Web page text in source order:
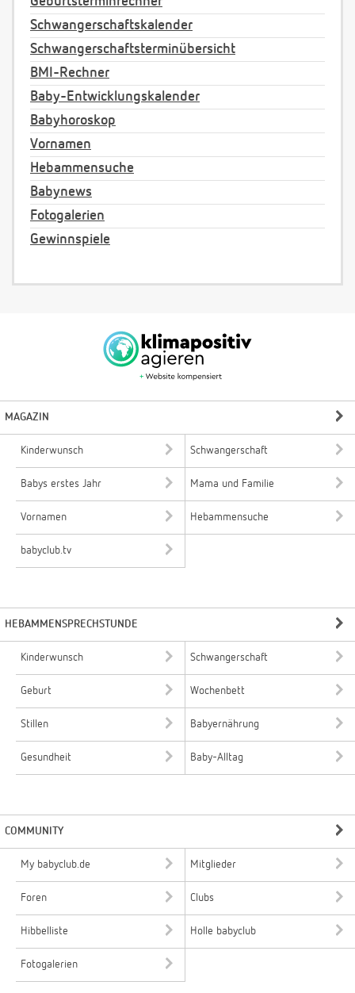
Schwangerschaftskalender
Schwangerschaftsterminübersicht
BMI-Rechner
Baby-Entwicklungskalender
Babyhoroskop
Vornamen
Hebammensuche
Babynews
Fotogalerien
Gewinnspiele
MAGAZIN
Kinderwunsch Schwangerschaft
Babys erstes Jahr Mama und Familie
Vornamen Hebammensuche
babyclub.tv
HEBAMMENSPRECHSTUNDE
Kinderwunsch Schwangerschaft
Geburt Wochenbett
Stillen Babyernährung
Gesundheit Baby-Alltag
COMMUNITY
My babyclub.de Mitglieder
Foren Clubs
Hibbelliste Holle babyclub
Fotogalerien